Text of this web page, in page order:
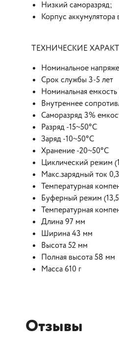
Низкий саморазряд;
Корпус
ТЕХНИЧЕСКИЕ
Номинальное
Срок службы 3-5 лет
Номинальная
Внутреннее
Саморазряд 3%
Разряд -15~50°C
Заряд -10~50°C
Хранение -20~50°C
Циклический режим
Макс.зарядный ток
Температурная
Буферный режим
Температурная
Длина 97 мм
Ширина 43 мм
Высота 52 мм
Полная высота 58 мм
Масса 610 г
Отзывы